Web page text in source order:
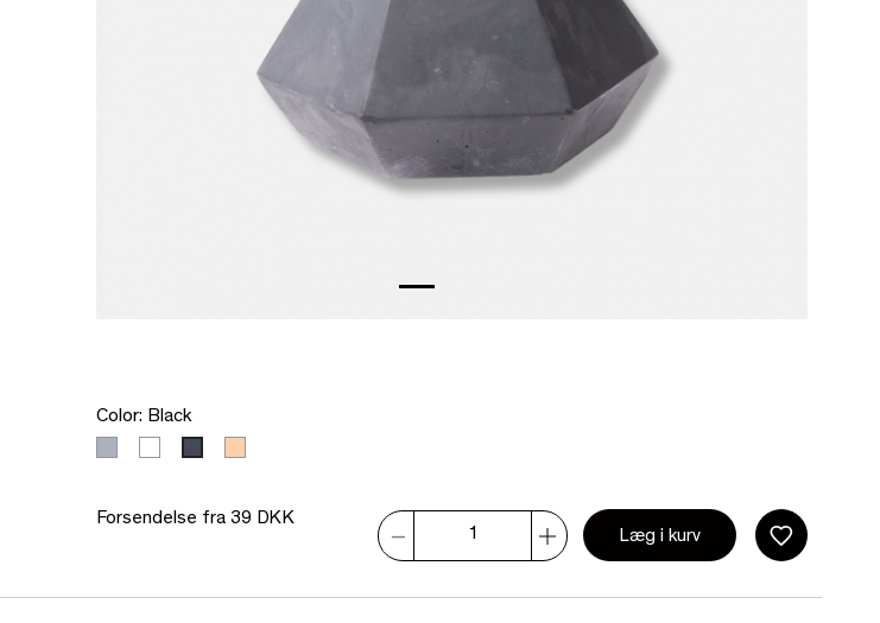
Color: Black
Forsendelse fra 39 DKK
Læg i kurv